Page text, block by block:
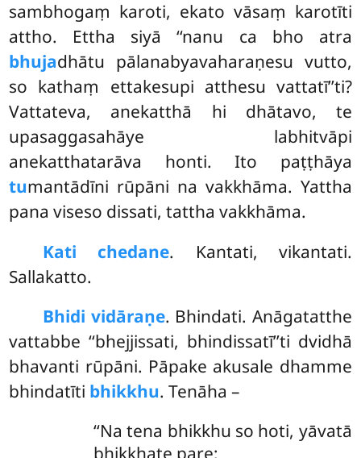
sambhogaṃ karoti, ekato vāsaṃ karotīti
attho. Ettha siyā ‘‘nanu ca bho atra
bhujadhātu pālanabyavaharaṇesu vutto,
so kathaṃ ettakesupi atthesu vattatī’’ti?
Vattateva, anekatthā hi dhātavo, te
upasaggasahāye labhitvāpi
anekatthatarāva honti. Ito paṭṭhāya
tumantādīni rūpāni na vakkhāma. Yattha
pana viseso dissati, tattha vakkhāma.
Kati chedane. Kantati, vikantati.
Sallakatto.
Bhidi vidāraṇe. Bhindati. Anāgatatthe
vattabbe ‘‘bhejjissati, bhindissatī’’ti dvidhā
bhavanti rūpāni. Pāpake akusale dhamme
bhindatīti bhikkhu. Tenāha –
‘‘Natena bhikkhu so hoti, yāvatā
bhikkhate pare;